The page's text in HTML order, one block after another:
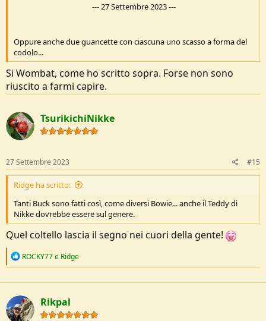
--- 27 Settembre 2023---
Oppure anche due guancette con ciascuna uno scasso a forma del
codolo...
Si Wombat, come ho scritto sopra. Forse non sono
riuscito a farmi capire.
TsurikichiNikke
27 Settembre 2023 #15
Ridge ha scritto:
Tanti Buck sono fatti così, come diversi Bowie... anche il Teddy di
Nikke dovrebbe essere sul genere.
Quel coltello lascia il segno nei cuori della gente!
R
c
t
i
o
ROCKY77e Ridge
Rikpal